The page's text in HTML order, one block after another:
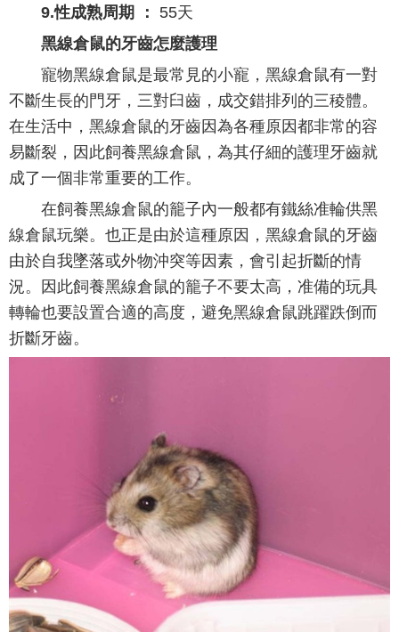
9.性成熟周期 ： 55天
黑線倉鼠的牙齒怎麼護理
寵物黑線倉鼠是最常見的小寵，黑線倉鼠有一對
不斷生長的門牙，三對臼齒，成交錯排列的三稜體。
在生活中，黑線倉鼠的牙齒因為各種原因都非常的容
易斷裂，因此飼養黑線倉鼠，為其仔細的護理牙齒就
成了一個非常重要的工作。
在飼養黑線倉鼠的籠子內一般都有鐵絲准輪供黑
線倉鼠玩樂。也正是由於這種原因，黑線倉鼠的牙齒
由於自我墜落或外物沖突等因素，會引起折斷的情
況。因此飼養黑線倉鼠的籠子不要太高，准備的玩具
轉輪也要設置合適的高度，避免黑線倉鼠跳躍跌倒而
折斷牙齒。